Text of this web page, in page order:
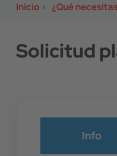
Inicio > ¿Qué
Solicitud
Info